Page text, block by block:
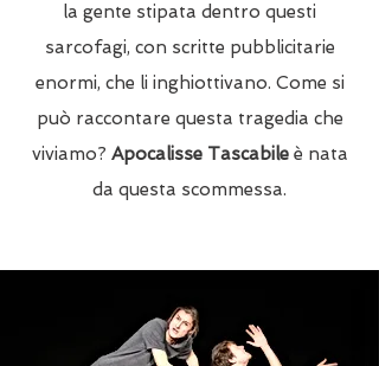
la gente stipata dentro questi
sarcofagi, con scritte pubblicitarie
enormi, che li inghiottivano. Come si
può raccontare questa tragedia che
viviamo? Apocalisse Tascabileè nata
da questa scommessa.